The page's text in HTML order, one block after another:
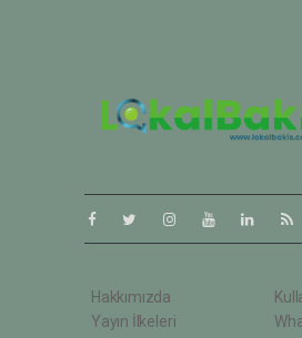
Hakkımızda
Yayın İlkeleri